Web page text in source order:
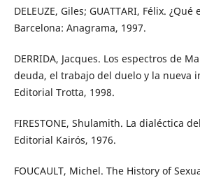
DELEUZE, Giles; GUATTARI, Félix.
Barcelona: Anagrama, 1997.
DERRIDA, Jacques. Los espectros de
deuda, el trabajo del duelo y la nueva
Editorial Trotta, 1998.
FIRESTONE, Shulamith. La dialéctica
Editorial Kairós, 1976.
FOUCAULT, Michel. The History of